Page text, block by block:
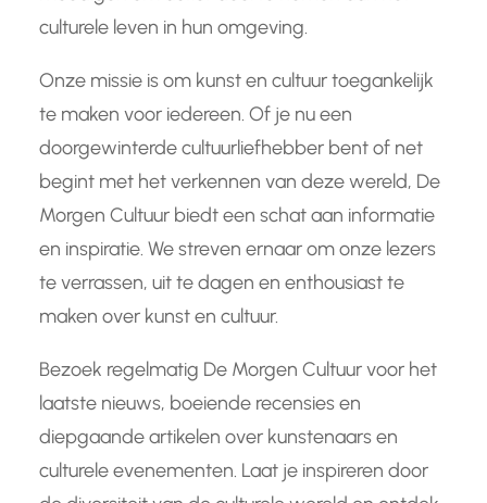
culturele leven in hun omgeving.
Onze missie is om kunst en cultuur toegankelijk
te maken voor iedereen. Of je nu een
doorgewinterde cultuurliefhebber bent of net
begint met het verkennen van deze wereld, De
Morgen Cultuur biedt een schat aan informatie
en inspiratie. We streven ernaar om onze lezers
te verrassen, uit te dagen en enthousiast te
maken over kunst en cultuur.
Bezoek regelmatig De Morgen Cultuur voor het
laatste nieuws, boeiende recensies en
diepgaande artikelen over kunstenaars en
culturele evenementen. Laat je inspireren door